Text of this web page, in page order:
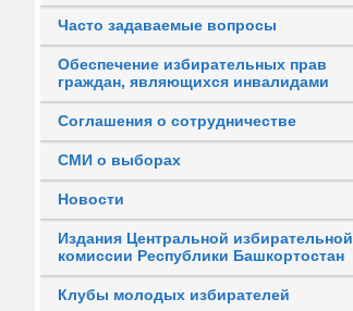
Часто задаваемые вопросы
Обеспечение избирательных прав
граждан, являющихся инвалидами
Соглашения о сотрудничестве
СМИ о выборах
Новости
Издания Центральной избирательной
комиссии Республики Башкортостан
Клубы молодых избирателей